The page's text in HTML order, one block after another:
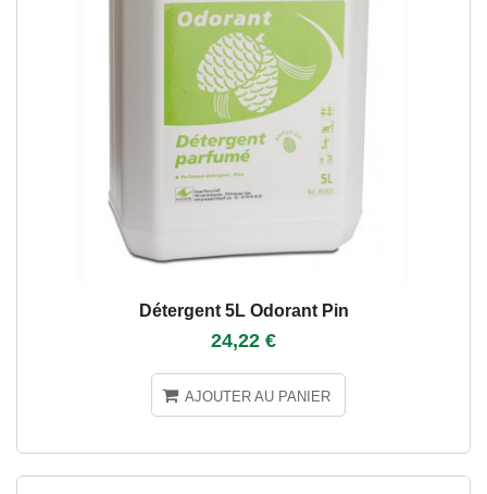
Détergent 5L Odorant Pin
24,22 €
AJOUTER AU PANIER